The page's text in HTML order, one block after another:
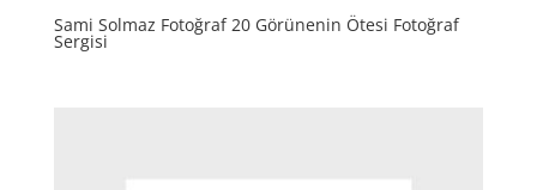
Sami Solmaz Fotoğraf 20 Görünenin Ötesi Fotoğraf
Sergisi